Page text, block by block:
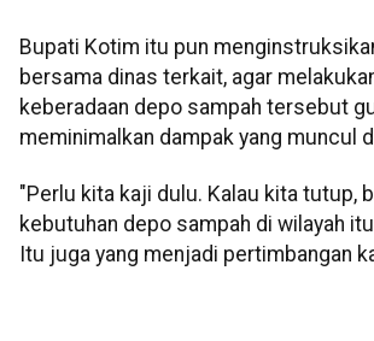
Bupati Kotim itu pun
bersama dinas terkait, agar
keberadaan depo sampah tersebut
meminimalkan dampak yang muncul
"Perlu kita kaji dulu. Kalau kita tutup,
kebutuhan depo sampah di wilayah
Itu juga yang menjadi pertimbangan